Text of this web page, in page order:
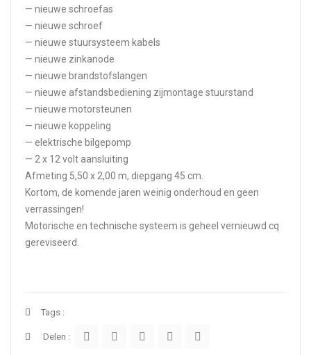
— nieuwe schroefas
— nieuwe schroef
— nieuwe stuursysteem kabels
— nieuwe zinkanode
— nieuwe brandstofslangen
— nieuwe afstandsbediening zijmontage stuurstand
— nieuwe motorsteunen
— nieuwe koppeling
— elektrische bilgepomp
— 2 x 12 volt aansluiting
Afmeting 5,50 x 2,00 m, diepgang 45 cm.
Kortom, de komende jaren weinig onderhoud en geen
verrassingen!
Motorische en technische systeem is geheel vernieuwd cq
gereviseerd.
Tags :
Delen :